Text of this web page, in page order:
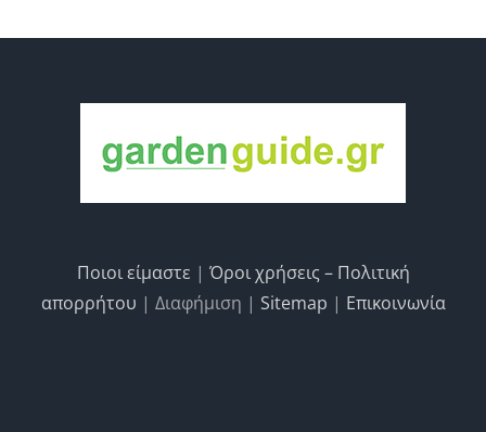
Ποιοι είμαστε | Όροι χρήσεις – Πολιτική
απορρήτου | Διαφήμιση | Sitemap | Επικοινωνία